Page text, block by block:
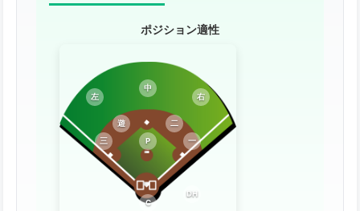
ポジション適性
P
C
一
二
三
遊
左
中
右
DH